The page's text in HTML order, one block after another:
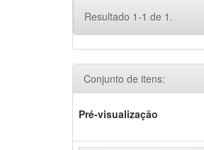
Resultado 1-1 de 1.
Conjunto de itens:
Pré-visualização